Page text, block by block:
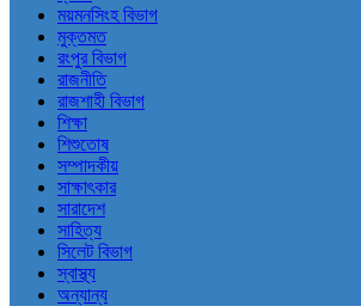
ময়মনসিংহ বিভাগ
মুক্তমত
রংপুর বিভাগ
রাজনীতি
রাজশাহী বিভাগ
শিক্ষা
শিশুতোষ
সম্পাদকীয়
সাক্ষাৎকার
সারাদেশ
সাহিত্য
সিলেট বিভাগ
স্বাস্থ্য
অন্যান্য